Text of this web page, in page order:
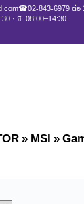
☎02-843-6979 ต่อ
· ส. 08:00–14:30
»MSI»